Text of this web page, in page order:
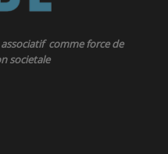
comme force de
societale